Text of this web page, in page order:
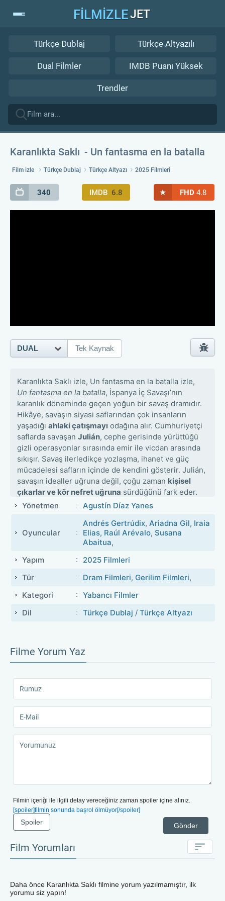
FİLMİZLEJET
Türkçe Dublaj Türkçe Altyazılı
Dual Filmler IMDB Puanı Yüksek
Trendler
Karanlıkta Saklı Un fantasma en la batalla
Film izle Türkçe Dublaj Türkçe Altyazı 2025 Filmleri
340 IMDB 6.8 ★ FHD 4.8
Karanlıkta Saklı izle, Un fantasma en la batalla izle,
Un fantasma en la batalla, İspanya İç Savaşı’nın
karanlık döneminde geçen yoğun bir savaş dramıdır.
Hikâye, savaşın siyasi saflarından çok insanların
yaşadığı ahlaki çatışmayı odağına alır. Cumhuriyetçi
saflarda savaşan Julián, cephe gerisinde yürüttüğü
gizli operasyonlar sırasında emir ile vicdan arasında
sıkışır. Savaş ilerledikçe yozlaşma, ihanet ve güç
mücadelesi safların içinde de kendini gösterir. Julián,
savaşın idealler uğruna değil, çoğu zaman kişisel
çıkarlar ve kör nefret uğruna sürdüğünü fark eder.
Filmin adı, hem savaşta kaybolan kimliklere hem de
hesaplaşması, hayatta kalmanın bedelini daha da
ağırlaştırır.
Yönetmen Agustín Díaz Yanes
Oyuncular
Andrés Gertrúdix, Ariadna Gil, Iraia
Elias, Raúl Arévalo, Susana
Abaitua,
Yapım
2025 Filmleri
Tür
Dram Filmleri, Gerilim Filmleri,
Kategori
Yabancı Filmler
Dil
Türkçe Dublaj / Türkçe Altyazı
DUAL Tek Kaynak
Filme Yorum Yaz
Filmin içeriği ile ilgili detay vereceğiniz zaman spoiler içine alınız.
[spoiler]filmin sonunda başrol ölmüyor[/spoiler]
Gönder
Spoiler
Film Yorumları
Daha önce Karanlıkta Saklı filmine yorum yazılmamıştır, ilk
yorumu siz yapın!